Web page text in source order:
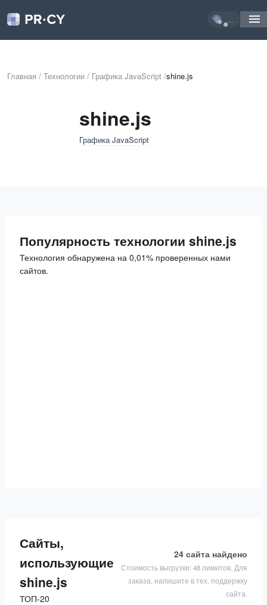
...
Главная / Технологии / Графика JavaScript /shine.js
shine.js
Графика JavaScript
Популярность технологии shine.js
Технология обнаружена на 0,01% проверенных нами
сайтов.
Сайты,
использующие
shine.js
ТОП-20
24 сайта найдено
Стоимость выгрузки: 48 лимитов. Для
заказа, напишите в тех. поддержку
сайта.